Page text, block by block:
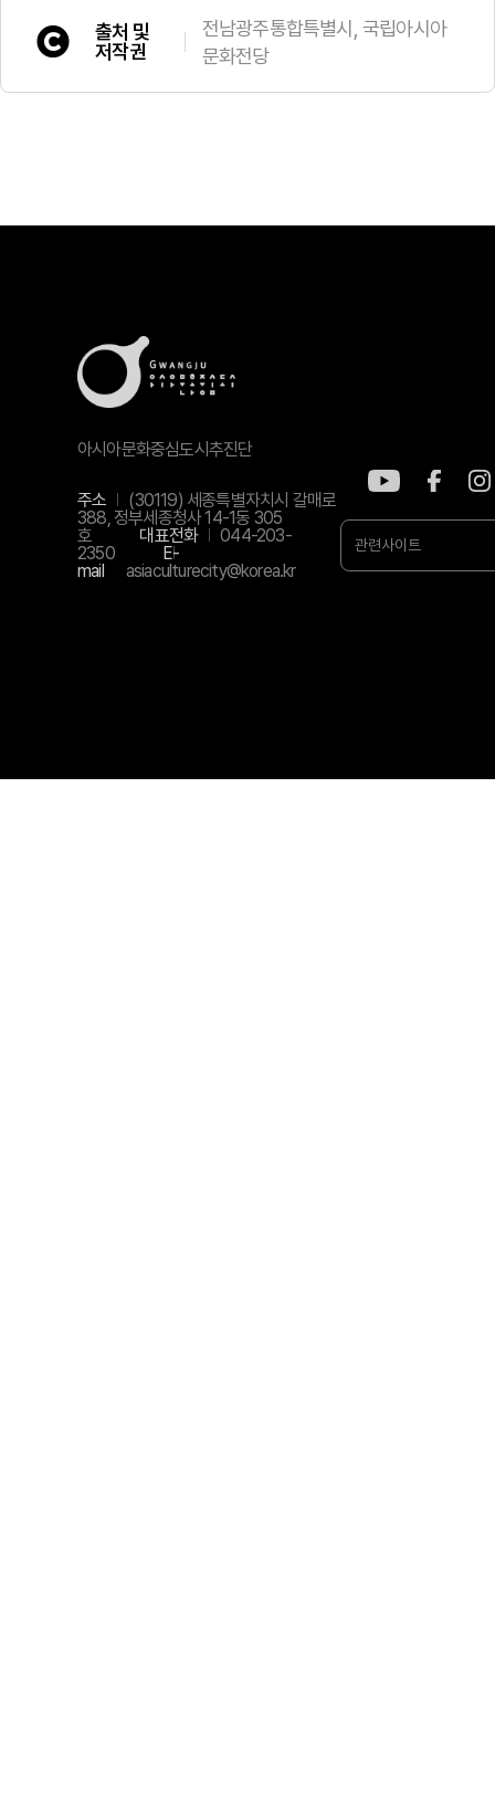
출처 및
저작권
전남광주통합특별시, 국립아시아
문화전당
아시아문화중심도시추진단
주소
(30119) 세종특별자치시 갈매로
388, 정부세종청사 14-1동 305
호
대표전화
044-203-
2350
E-
mail
asiaculturecity@korea.kr
관련사이트